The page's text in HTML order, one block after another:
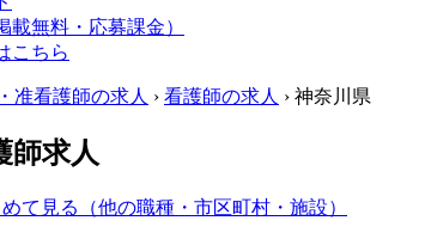
載無料・応募課金）
こちら
准看護師の求人 › 看護師の求人 › 神奈川県
師求人
て見る（他の職種・市区町村・施設）